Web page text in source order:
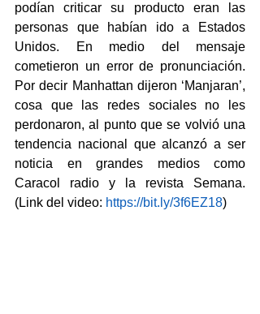
podían criticar su producto eran las
personas que habían ido a Estados
Unidos. En medio del mensaje
cometieron un error de pronunciación.
Por decir Manhattan dijeron ‘Manjaran’,
cosa que las redes sociales no les
perdonaron, al punto que se volvió una
tendencia nacional que alcanzó a ser
noticia en grandes medios como
Caracol radio y la revista Semana.
(Link del video: https://bit.ly/3f6EZ18)